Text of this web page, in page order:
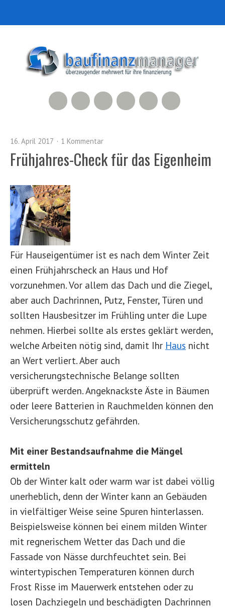
Facebook
500px
LinkedIn
Xing
RSS Feed
16. April 2017 1 Kommentar
Frühjahres-Check für das Eigenheim
Für Hauseigentümer ist es nach dem Winter Zeit
einen Frühjahrscheck an Haus und Hof
vorzunehmen. Vor allem das Dach und die Ziegel,
aber auch Dachrinnen, Putz, Fenster, Türen und
sollten Hausbesitzer im Frühling unter die Lupe
nehmen. Hierbei sollte als erstes geklärt werden,
welche Arbeiten nötig sind, damit Ihr Haus nicht
an Wert verliert. Aber auch
versicherungstechnische Belange sollten
überprüft werden. Angeknackste Äste in Bäumen
oder leere Batterien in Rauchmelden können den
Versicherungsschutz gefährden.
Mit einer Bestandsaufnahme die Mängel
ermitteln
Ob der Winter kalt oder warm war ist dabei völlig
unerheblich, denn der Winter kann an Gebäuden
in vielfältiger Weise seine Spuren hinterlassen.
Beispielsweise können bei einem milden Winter
mit regnerischem Wetter das Dach und die
Fassade von Nässe durchfeuchtet sein. Bei
wintertypischen Temperaturen können durch
Frost Risse im Mauerwerk entstehen oder zu
losen Dachziegeln und beschädigten Dachrinnen